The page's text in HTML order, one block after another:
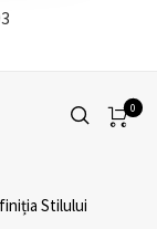
0
Stilului